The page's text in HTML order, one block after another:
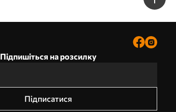
Підпишіться на розсилку
Підписатися